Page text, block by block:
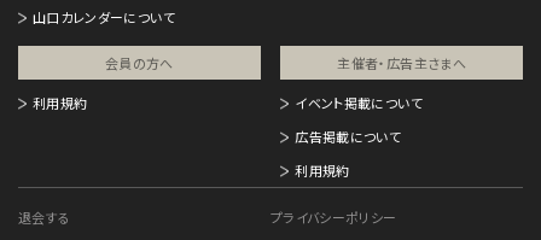
山口カレンダーについて
会員の方へ
利用規約
主催者・広告主さまへ​
イベント掲載について
広告掲載について
利用規約
退会する プライバシーポリシー